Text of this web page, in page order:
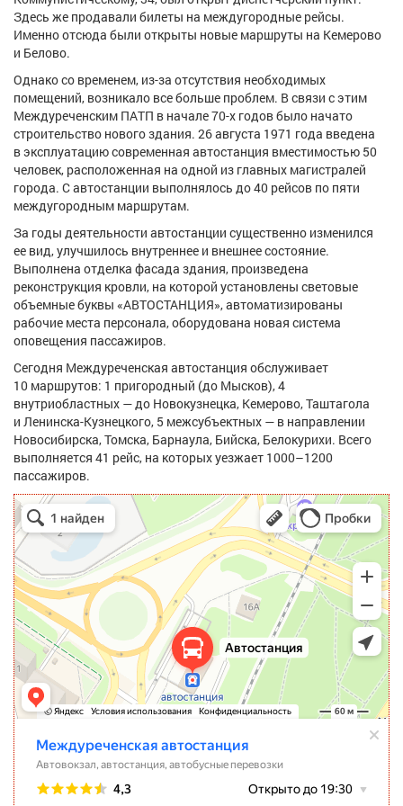
Здесь же продавали билеты на междугородные рейсы.
Именно отсюда были открыты новые маршруты на Кемерово
и Белово.
Однако со временем, из-за отсутствия необходимых
помещений, возникало все больше проблем. В связи с этим
Междуреченским ПАТП в начале 70-х годов было начато
строительство нового здания. 26 августа 1971 года введена
в эксплуатацию современная автостанция вместимостью 50
человек, расположенная на одной из главных магистралей
города. С автостанции выполнялось до 40 рейсов по пяти
междугородным маршрутам.
За годы деятельности автостанции существенно изменился
ее вид, улучшилось внутреннее и внешнее состояние.
Выполнена отделка фасада здания, произведена
реконструкция кровли, на которой установлены световые
объемные буквы «АВТОСТАНЦИЯ», автоматизированы
рабочие места персонала, оборудована новая система
оповещения пассажиров.
Сегодня Междуреченская автостанция обслуживает
10 маршрутов: 1 пригородный (до Мысков), 4
внутриобластных — до Новокузнецка, Кемерово, Таштагола
и Ленинска-Кузнецкого, 5 межсубъектных — в направлении
Новосибирска, Томска, Барнаула, Бийска, Белокурихи. Всего
выполняется 41 рейс, на которых уезжает 1000–1200
пассажиров.